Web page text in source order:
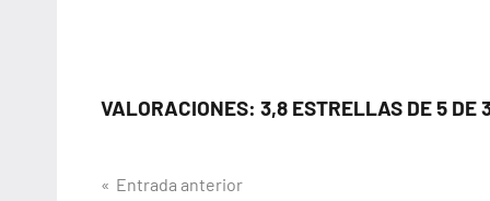
VALORACIONES: 3,8 ESTRELLAS DE 5 DE
Navegación
Entrada anterior